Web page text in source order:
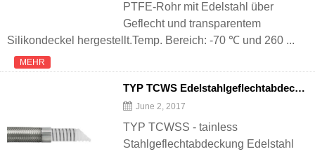
PTFE-Rohr mit Edelstahl über
Geflecht und transparentem
Silikondeckel hergestellt.Temp. Bereich: -70 ℃ und 260 ...
MEHR
TYP TCWS Edelstahlgeflechtabdeckung Edelstahl Helix verstärktes PTFE-Rohr
June 2, 2017
TYP TCWSS - tainless
Stahlgeflechtabdeckung Edelstahl